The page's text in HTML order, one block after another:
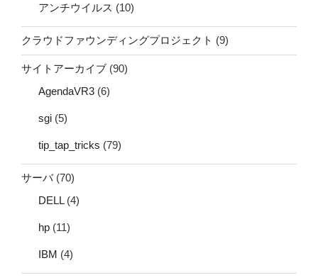
アンチウイルス (10)
クラウドファウンディングプロジェクト (9)
サイトアーカイブ (90)
AgendaVR3 (6)
sgi (5)
tip_tap_tricks (79)
サーバ(70)
DELL(4)
hp (11)
IBM (4)